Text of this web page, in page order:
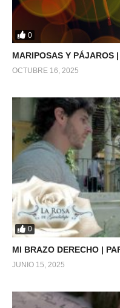
0
MARIPOSAS Y PÁJAROS
OCTUBRE 16, 2025
0
MI BRAZO DERECHO |
JUNIO 15, 2025